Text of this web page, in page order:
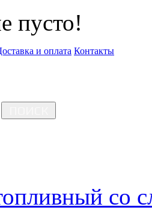
пусто!
и оплата Контакты
со